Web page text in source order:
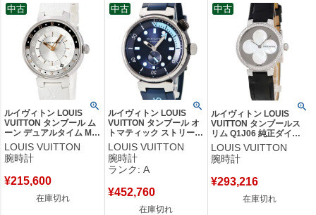
ルイヴィトン LOUIS
VUITTON タンブール ム
ーン デュアルタイム MM
QA104Z シルバー GMT
モノグラム レディース
腕時計クオーツ シルバー
LOUIS VUITTON
腕時計
¥215,600
在庫切れ
中古
ルイヴィトン LOUIS
VUITTON タンブール オ
トマティック ストリート
ダイバー スカイラインブ
ルー QA121 ネイビー メ
ンズ 腕時計自動巻き ネ
イビー 【中古】中古美品
LOUIS VUITTON
腕時計
ランク: A
¥452,760
在庫切れ
中古
ルイヴィトン LOUIS
VUITTON タンブールス
リム Q1J06 純正ダイヤ
シェル ミラー ラウンド
レディース 腕時計クオー
ツ ホワイト 【中古】
LOUIS VUITTON
腕時計
¥293,216
在庫切れ
中古